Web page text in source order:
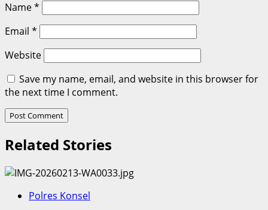
Name*
Email *
Website
Save my name, email, and website in this browser for
the next time I comment.
Related Stories
Polres Konsel